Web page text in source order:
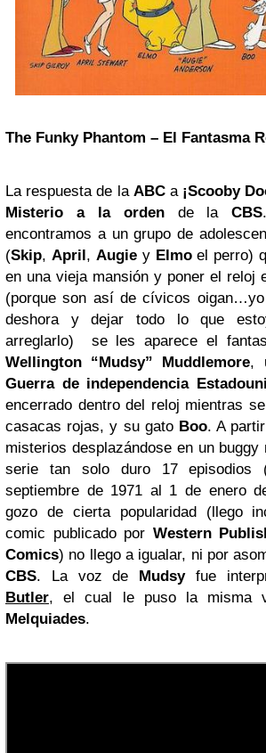
The Funky Phantom – El Fantasma
La respuesta de la ABCa ¡Scooby
Misterio a la ordende laCBS
encontramos a un grupo de
(Skip, April, Augiey Elmoel perro)
en una vieja mansión y poner el reloj
(porque son así de cívicos
deshora y dejar todo lo que
arreglarlo) se les aparece el
Wellington “Mudsy” Muddlemore,
Guerra de independencia
encerrado dentro del reloj mientras
casacas rojas, y su gato Boo. A
misterios desplazándose en un
serie tan solo duro 17 episodios
septiembre de 1971 al 1 de enero
gozo de cierta popularidad (llego
comic publicado por Western
Comics) no llego a igualar, ni por
CBS. La voz de Mudsyfue
Butler, el cual le puso la misma
Melquiades.